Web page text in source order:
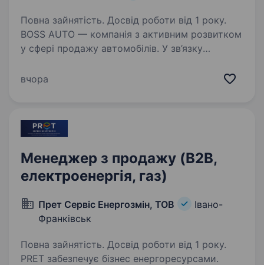
Повна зайнятість. Досвід роботи від 1 року.
BOSS AUTO — компанія з активним розвитком
у сфері продажу автомобілів. У зв’язку
менеджера з продажу авто. Обов’язки:
вчора
Менеджер з продажу (B2B,
електроенергія, газ)
Прет Сервіс Енергозмін, ТОВ
Івано-
Франківськ
Повна зайнятість. Досвід роботи від 1 року.
PRET забезпечує бізнес енергоресурсами.